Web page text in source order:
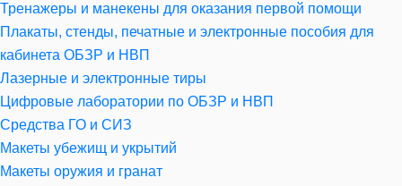
Тренажеры и манекены для оказания первой помощи
Плакаты, стенды, печатные и электронные пособия для
кабинета ОБЗР и НВП
Лазерные и электронные тиры
Цифровые лаборатории по ОБЗР и НВП
Средства ГО и СИЗ
Макеты убежищ и укрытий
Макеты оружия и гранат